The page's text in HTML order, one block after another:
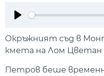
Окръжният съд в
кмета на Лом
Петров беше